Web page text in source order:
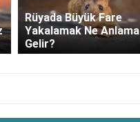
Rüyada Büyük Fare
Yakalamak Ne Anlama
Gelir?